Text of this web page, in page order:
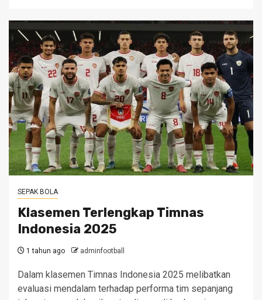
SEPAK BOLA
Klasemen Terlengkap Timnas
Indonesia 2025
1 tahun ago adminfootball
Dalam klasemen Timnas Indonesia 2025 melibatkan
evaluasi mendalam terhadap performa tim sepanjang